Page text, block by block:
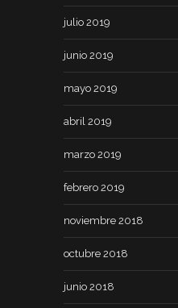
julio 2019
junio 2019
mayo 2019
abril 2019
marzo 2019
febrero 2019
noviembre 2018
octubre 2018
junio 2018